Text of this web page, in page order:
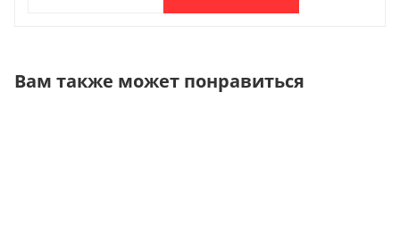
Вам также может понравиться